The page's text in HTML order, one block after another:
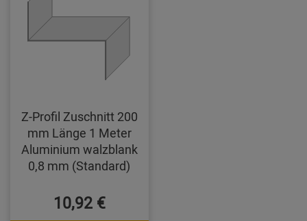
Z-Profil Zuschnitt 200
mm Länge 1 Meter
Aluminium walzblank
0,8 mm (Standard)
10,92 €